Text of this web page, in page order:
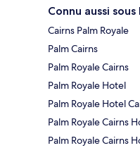
Connu aussi
Cairns Palm Royale
Palm Cairns
Palm Royale Cairns
Palm Royale Hotel
Palm Royale Hotel
Palm Royale Cairns
Palm Royale Cairns